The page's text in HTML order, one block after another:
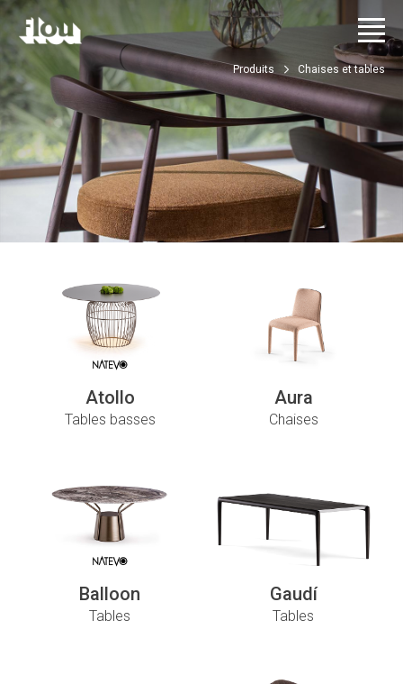
Produits Chaises et tables
Atollo
Tables basses
Aura
Chaises
Balloon
Tables
Gaudí
Tables